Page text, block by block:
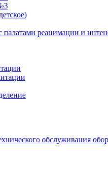
палатами реанимации и
обслуживания